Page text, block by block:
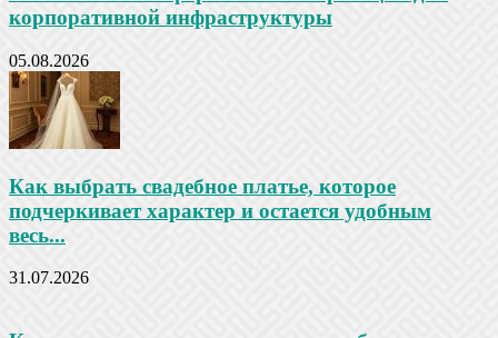
корпоративной инфраструктуры
05.08.2026
Как выбрать свадебное платье, которое
подчеркивает характер и остается удобным
весь...
31.07.2026